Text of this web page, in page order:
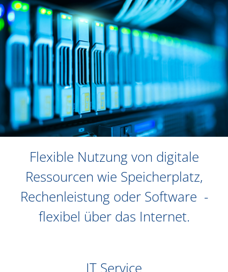
Flexible Nutzung von digitale
Ressourcen wie Speicherplatz,
Rechenleistung oder Software -
flexibel über das Internet.
IT Service